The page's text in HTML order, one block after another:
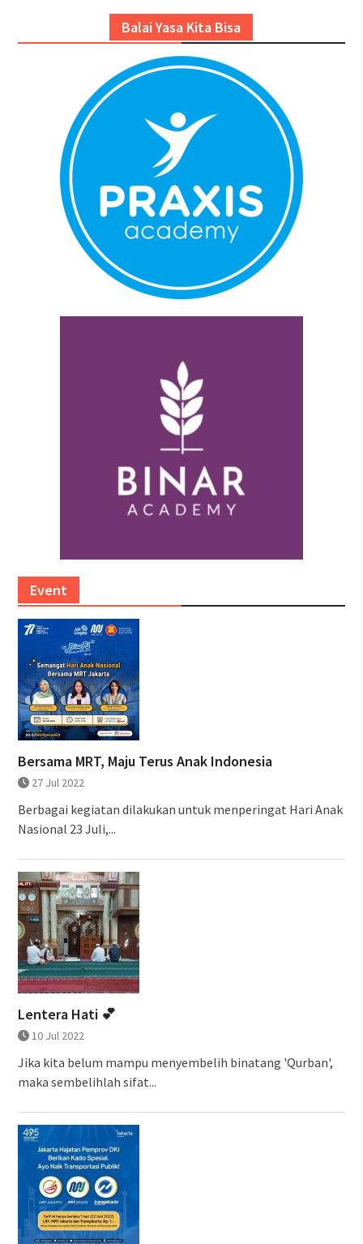
Balai Yasa Kita Bisa
Event
Bersama MRT, Maju Terus Anak Indonesia
27 Jul 2022
Berbagai kegiatan dilakukan untuk menperingat Hari Anak
Nasional 23 Juli,...
Lentera Hati 💕
10 Jul 2022
Jika kita belum mampu menyembelih binatang 'Qurban',
maka sembelihlah sifat...